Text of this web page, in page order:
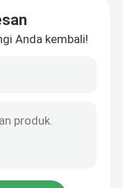
Anda kembali!